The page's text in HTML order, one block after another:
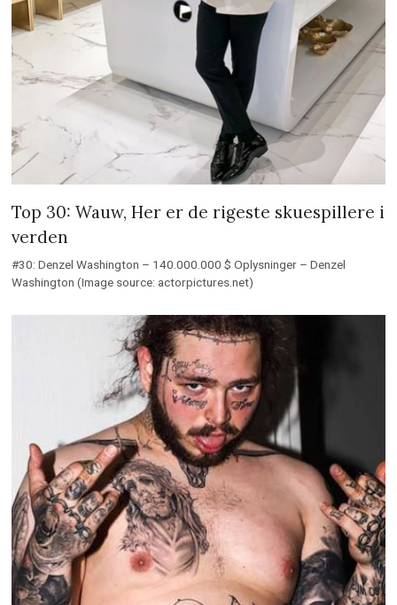
Top 30: Wauw, Her er de rigeste skuespillere i
verden
#30: Denzel Washington – 140.000.000 $ Oplysninger – Denzel
Washington (Image source: actorpictures.net)